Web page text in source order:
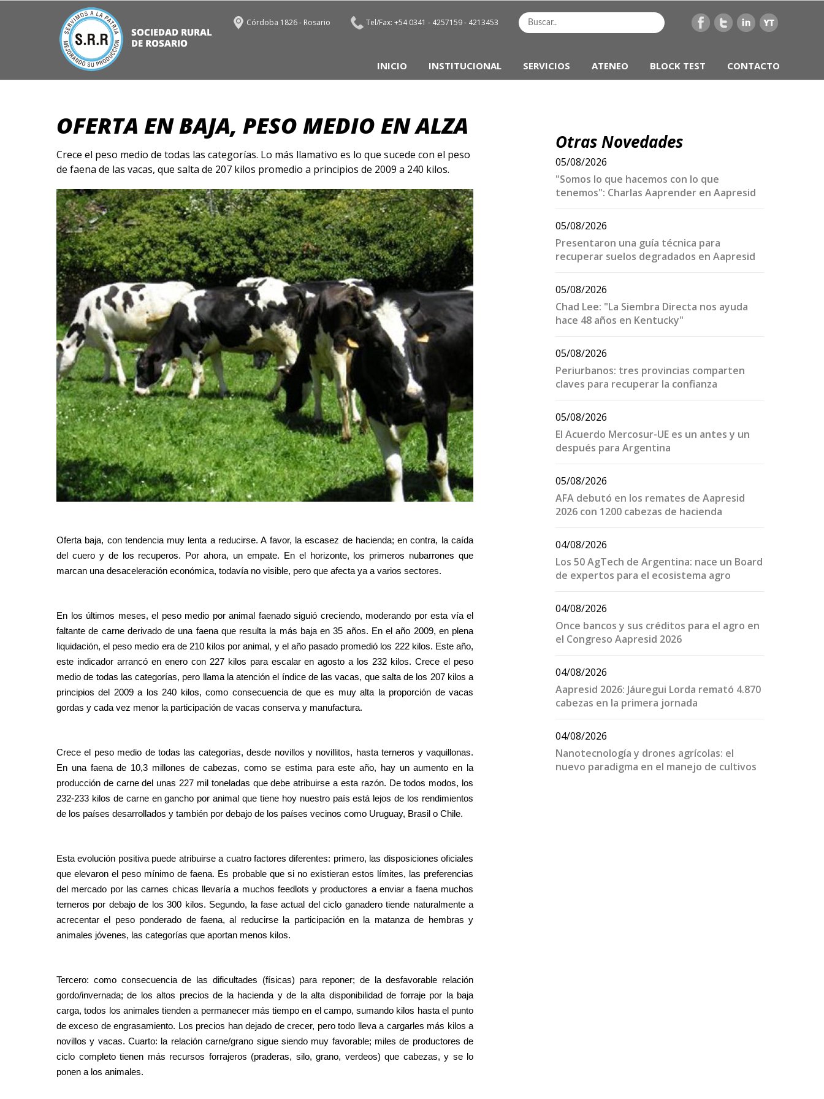
Córdoba 1826 - Rosario Tel/Fax: +54 0341 - 4257159 - 4213453
INICIO INSTITUCIONAL SERVICIOS ATENEO BLOCK TEST CONTACTO
OFERTA EN BAJA, PESO MEDIO EN ALZA
Crece el peso medio de todas las categorías. Lo más llamativo es lo que sucede con el peso
de faena de las vacas, que salta de 207 kilos promedio a principios de 2009 a 240 kilos.
Oferta baja, con tendencia muy lenta a reducirse. A favor, la escasez de hacienda; en contra, la caída
del cuero y de los recuperos. Por ahora, un empate. En el horizonte, los primeros nubarrones que
marcan una desaceleración económica, todavía no visible, pero que afecta ya a varios sectores.
En los últimos meses, el peso medio por animal faenado siguió creciendo, moderando por esta vía el
faltante de carne derivado de una faena que resulta la más baja en 35 años. En el año 2009, en plena
liquidación, el peso medio era de 210 kilos por animal, y el año pasado promedió los 222 kilos. Este año,
este indicador arrancó en enero con 227 kilos para escalar en agosto a los 232 kilos. Crece el peso
medio de todas las categorías, pero llama la atención el índice de las vacas, que salta de los 207 kilos a
principios del 2009 a los 240 kilos, como consecuencia de que es muy alta la proporción de vacas
gordas y cada vez menor la participación de vacas conserva y manufactura.
Crece el peso medio de todas las categorías, desde novillos y novillitos, hasta terneros y vaquillonas.
En una faena de 10,3 millones de cabezas, como se estima para este año, hay un aumento en la
producción de carne del unas 227 mil toneladas que debe atribuirse a esta razón. De todos modos, los
232-233 kilos de carne en gancho por animal que tiene hoy nuestro país está lejos de los rendimientos
de los países desarrollados y también por debajo de los países vecinos como Uruguay, Brasil o Chile.
Esta evolución positiva puede atribuirse a cuatro factores diferentes: primero, las disposiciones oficiales
que elevaron el peso mínimo de faena. Es probable que si no existieran estos límites, las preferencias
del mercado por las carnes chicas llevaría a muchos feedlots y productores a enviar a faena muchos
terneros por debajo de los 300 kilos. Segundo, la fase actual del ciclo ganadero tiende naturalmente a
acrecentar el peso ponderado de faena, al reducirse la participación en la matanza de hembras y
animales jóvenes, las categorías que aportan menos kilos.
Tercero: como consecuencia de las dificultades (físicas) para reponer; de la desfavorable relación
gordo/invernada; de los altos precios de la hacienda y de la alta disponibilidad de forraje por la baja
carga, todos los animales tienden a permanecer más tiempo en el campo, sumando kilos hasta el punto
de exceso de engrasamiento. Los precios han dejado de crecer, pero todo lleva a cargarles más kilos a
novillos y vacas. Cuarto: la relación carne/grano sigue siendo muy favorable; miles de productores de
ciclo completo tienen más recursos forrajeros (praderas, silo, grano, verdeos) que cabezas, y se lo
ponen a los animales.
Otras Novedades
05/08/2026
"Somos lo que hacemos con lo que
tenemos": Charlas Aaprender en Aapresid
05/08/2026
Presentaron una guía técnica para
recuperar suelos degradados en Aapresid
05/08/2026
Chad Lee: "La Siembra Directa nos ayuda
hace 48 años en Kentucky"
05/08/2026
Periurbanos: tres provincias comparten
claves para recuperar la confianza
05/08/2026
El Acuerdo Mercosur-UE es un antes y un
después para Argentina
05/08/2026
AFA debutó en los remates de Aapresid
2026 con 1200 cabezas de hacienda
04/08/2026
Los 50 AgTech de Argentina: nace un Board
de expertos para el ecosistema agro
04/08/2026
Once bancos y sus créditos para el agro en
el Congreso Aapresid 2026
04/08/2026
Aapresid 2026: Jáuregui Lorda remató 4.870
cabezas en la primera jornada
04/08/2026
Nanotecnología y drones agrícolas: el
nuevo paradigma en el manejo de cultivos